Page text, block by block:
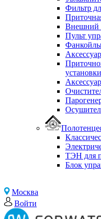
Фильтр
Внешний
Пульт
установки
ТЭН для
Блок
Москва
Войти